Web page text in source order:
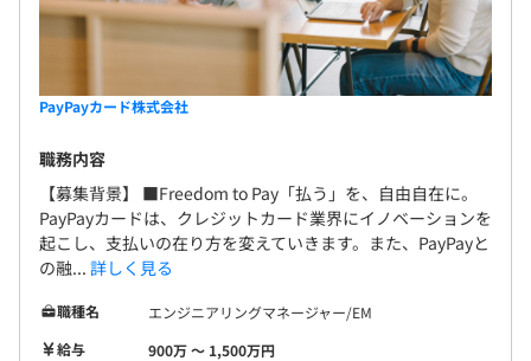
PayPayカード株式会社
職務内容
【募集背景】 ■Freedom to Pay「払う」を、自由自在に。
PayPayカードは、クレジットカード業界にイノベーションを
起こし、支払いの在り方を変えていきます。また、PayPayと
の融... 詳しく見る
職種名
エンジニアリングマネージャー/EM
給与
900万 〜 1,500万円